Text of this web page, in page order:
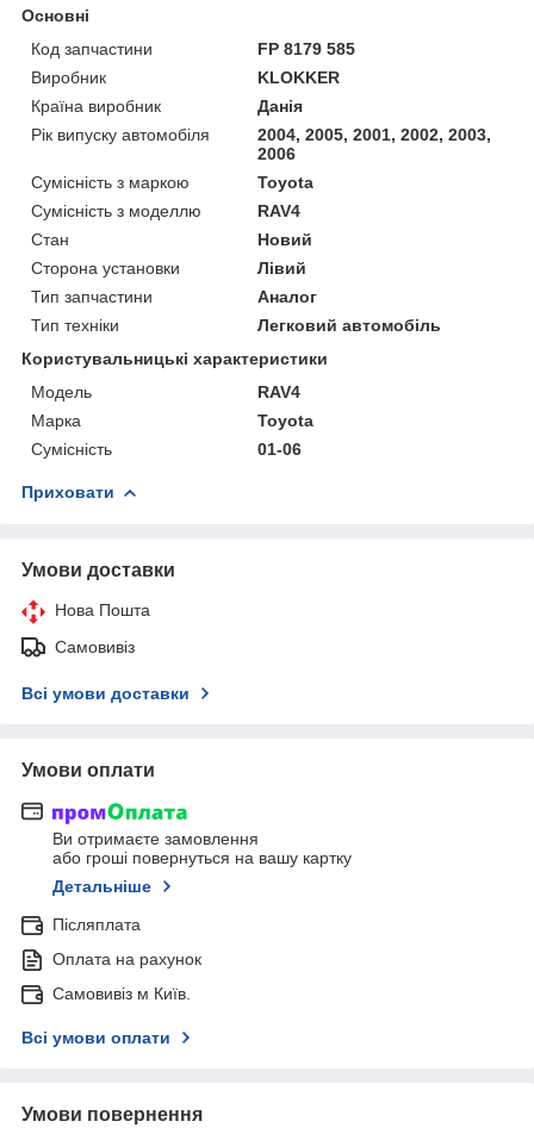
Основні
Код запчастини
FP 8179 585
Виробник
KLOKKER
Країна виробник
Данія
Рік випуску автомобіля
2004, 2005, 2001, 2002, 2003,
2006
Сумісність з маркою
Toyota
Сумісність з моделлю
RAV4
Стан
Новий
Сторона установки
Лівий
Тип запчастини
Аналог
Тип техніки
Легковий автомобіль
Користувальницькі характеристики
Мoдель
RAV4
Марка
Toyota
Сумісність
01-06
Приховати
Умови доставки
Нова Пошта
Самовивіз
Всі умови доставки
Умови оплати
Ви отримаєте замовлення
або гроші повернуться на вашу картку
Детальніше
Післяплата
Оплата на рахунок
Самовивіз м Київ.
Всі умови оплати
Умови повернення